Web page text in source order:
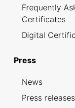
Frequently
Certificates
Digital
Press
News
Press releases